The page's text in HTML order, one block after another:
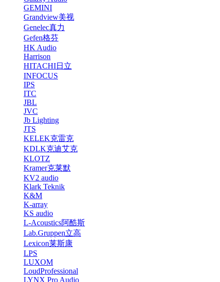
GEMINI
Grandview美视
Genelec真力
Gefen格芬
HK Audio
Harrison
HITACHI日立
INFOCUS
IPS
ITC
JBL
JVC
Jb Lighting
JTS
KELEK克雷克
KDLK克迪艾克
KLOTZ
Kramer克莱默
KV2 audio
Klark Teknik
K&M
K-array
KS audio
L-Acoustics阿酷斯
Lab.Gruppen立高
Lexicon莱斯康
LPS
LUXOM
LoudProfessional
LYNX Pro Audio